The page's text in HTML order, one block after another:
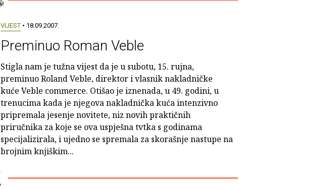
VIJEST• 18.09.2007.
Preminuo Roman Veble
Stigla nam je tužna vijest da je u subotu, 15. rujna,
preminuo Roland Veble, direktor i vlasnik nakladničke
kuće Veble commerce. Otišao je iznenada, u 49. godini, u
trenucima kada je njegova nakladnička kuća intenzivno
pripremala jesenje novitete, niz novih praktičnih
priručnika za koje se ova uspješna tvtka s godinama
specijalizirala, i ujedno se spremala za skorašnje nastupe na
brojnim knjiškim...